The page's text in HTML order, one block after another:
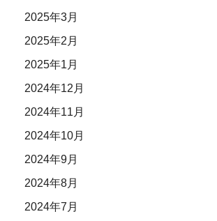
2025年3月
2025年2月
2025年1月
2024年12月
2024年11月
2024年10月
2024年9月
2024年8月
2024年7月